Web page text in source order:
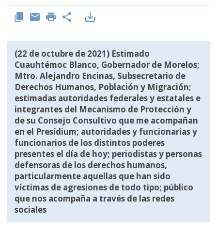
(22 de octubre de 2021) Estimado
Cuauhtémoc Blanco, Gobernador de Morelos;
Mtro. Alejandro Encinas, Subsecretario de
Derechos Humanos, Población y Migración;
estimadas autoridades federales y estatales e
integrantes del Mecanismo de Protección y
de su Consejo Consultivo que me acompañan
en el Presídium; autoridades y funcionarias y
funcionarios de los distintos poderes
presentes el día de hoy; periodistas y personas
defensoras de los derechos humanos,
particularmente aquellas que han sido
víctimas de agresiones de todo tipo; público
que nos acompaña a través de las redes
sociales